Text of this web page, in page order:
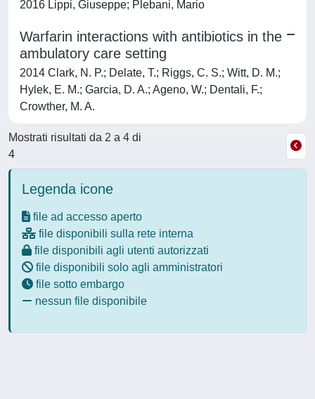
2016 Lippi, Giuseppe; Plebani, Mario
Warfarin interactions with antibiotics in the
ambulatory care setting
2014 Clark, N. P.; Delate, T.; Riggs, C. S.; Witt, D. M.;
Hylek, E. M.; Garcia, D. A.; Ageno, W.; Dentali, F.;
Crowther, M. A.
Mostrati risultati da 2 a 4 di
4
Legenda icone
file ad accesso aperto
file disponibili sulla rete interna
file disponibili agli utenti autorizzati
file disponibili solo agli amministratori
file sotto embargo
nessun file disponibile